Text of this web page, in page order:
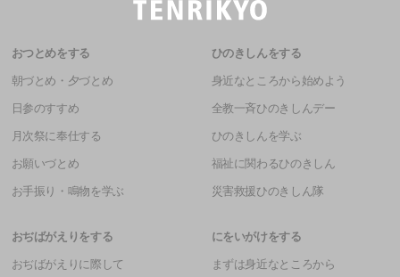
おつとめをする
朝づとめ・夕づとめ
日参のすすめ
月次祭に奉仕する
お願いづとめ
お手振り・鳴物を学ぶ
ひのきしんをする
身近なところから始めよう
全教一斉ひのきしんデー
ひのきしんを学ぶ
福祉に関わるひのきしん
災害救援ひのきしん隊
おぢばがえりをする
おぢばがえりに際して
にをいがけをする
まずは身近なところから